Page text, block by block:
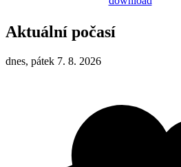
Aktuální počasí
dnes, pátek 7. 8. 2026